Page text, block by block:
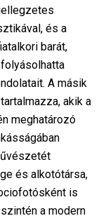
és a
barát,
A másik
akik a
meghatározó
és alkotótársa,
is
a modern